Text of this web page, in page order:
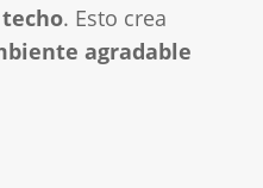
. Esto crea
agradable